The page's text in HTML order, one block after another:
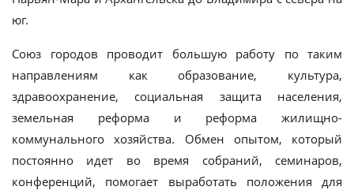
юг.
Союз городов проводит большую работу по таким
направлениям как образование, культура,
здравоохранение, социальная защита населения,
земельная реформа и реформа жилищно-
коммунального хозяйства. Обмен опытом, который
постоянно идет во время собраний, семинаров,
конференций, помогает выработать положения для